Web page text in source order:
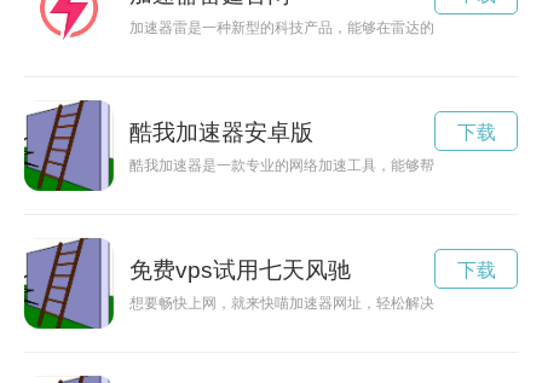
加速器雷是一种新型的科技产品，能够在雷达的基础上实现更
酷我加速器安卓版
酷我加速器是一款专业的网络加速工具，能够帮助用户消除网
下载
免费vps试用七天风驰
想要畅快上网，就来快喵加速器网址，轻松解决网络访问速度
下载